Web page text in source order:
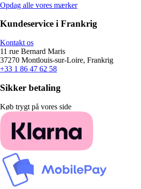
Opdag alle vores mærker
Kundeservice i Frankrig
Kontakt os
11 rue Bernard Maris
37270 Montlouis-sur-Loire, Frankrig
+33 1 86 47 62 58
Sikker betaling
Køb trygt på vores side